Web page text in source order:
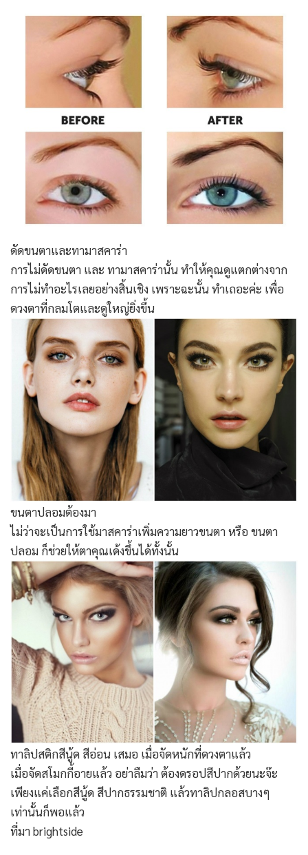
ดัดขนตาและทามาสคาร่า
การไม่ดัดขนตา และ ทามาสคาร่านั้น ทำให้คุณดูแตกต่างจาก
การไม่ทำอะไรเลยอย่างสิ้นเชิง เพราะฉะนั้น ทำเถอะค่ะ เพื่อ
ดวงตาที่กลมโตและดูใหญ่ยิ่งขึ้น
ขนตาปลอมต้องมา
ไม่ว่าจะเป็นการใช้มาสคาร่าเพิ่มความยาวขนตา หรือ ขนตา
ปลอม ก็ช่วยให้ตาคุณเด้งขึ้นได้ทั้งนั้น
ทาลิปสติกสีนู้ด สีอ่อน เสมอ เมื่อจัดหนักที่ดวงตาแล้ว
เมื่อจัดสโมกกี้อายแล้ว อย่าลืมว่า ต้องดรอปสีปากด้วยนะจ๊ะ
เพียงแค่เลือกสีนู้ด สีปากธรรมชาติ แล้วทาลิปกลอสบางๆ
เท่านั้นก็พอแล้ว
ที่มา brightside